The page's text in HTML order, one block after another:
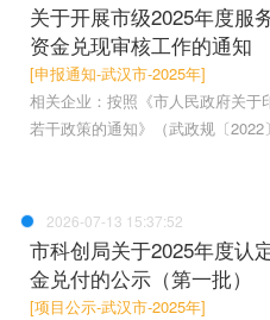
关于开展市级2025年度服
资金兑现审核工作的通知
[申报通知-武汉市-2025年]
相关企业：按照《市人民政府关
若干政策的通知》（武政规〔
2026-07-13 15:37:52
市科创局关于2025年度认
金兑付的公示（第一批）
[项目公示-武汉市-2025年]